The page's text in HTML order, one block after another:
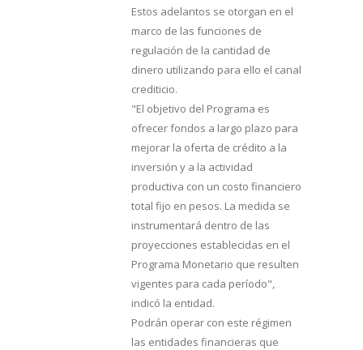
Estos adelantos se otorgan en el
marco de las funciones de
regulación de la cantidad de
dinero utilizando para ello el canal
crediticio.
"El objetivo del Programa es
ofrecer fondos a largo plazo para
mejorar la oferta de crédito a la
inversión y a la actividad
productiva con un costo financiero
total fijo en pesos. La medida se
instrumentará dentro de las
proyecciones establecidas en el
Programa Monetario que resulten
vigentes para cada período",
indicó la entidad.
Podrán operar con este régimen
las entidades financieras que